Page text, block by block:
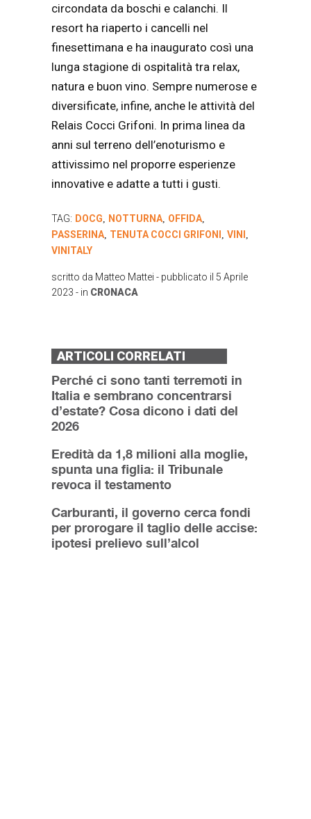
circondata da boschi e calanchi. Il
resort ha riaperto i cancelli nel
finesettimana e ha inaugurato così una
lunga stagione di ospitalità tra relax,
natura e buon vino. Sempre numerose e
diversificate, infine, anche le attività del
Relais Cocci Grifoni. In prima linea da
anni sul terreno dell’enoturismo e
attivissimo nel proporre esperienze
innovative e adatte a tutti i gusti.
TAG: DOCG, NOTTURNA, OFFIDA,
PASSERINA, TENUTA COCCI GRIFONI , VINI ,
VINITALY
scritto da Matteo Mattei - pubblicato il 5 Aprile
2023 - in CRONACA
ARTICOLI CORRELATI
Perché ci sono tanti terremoti in
Italia e sembrano concentrarsi
d’estate? Cosa dicono i dati del
2026
Eredità da 1,8 milioni alla moglie,
spunta una figlia: il Tribunale
revoca il testamento
Carburanti, il governo cerca fondi
per prorogare il taglio delle accise:
ipotesi prelievo sull’alcol